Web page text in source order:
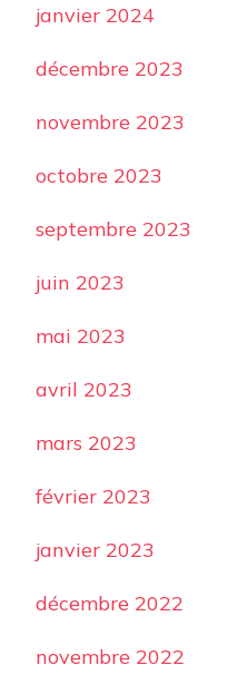
janvier 2024
décembre 2023
novembre 2023
octobre 2023
septembre 2023
juin 2023
mai 2023
avril 2023
mars 2023
février 2023
janvier 2023
décembre 2022
novembre 2022